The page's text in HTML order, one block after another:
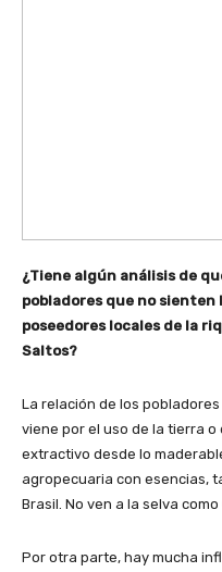
¿Tiene algún análisis de
pobladores que no sienten
poseedores locales de la
Saltos?
La relación de los
viene por el uso de la tierra
extractivo desde lo
agropecuaria con esencias,
Brasil. No ven a la selva
Por otra parte, hay mucha